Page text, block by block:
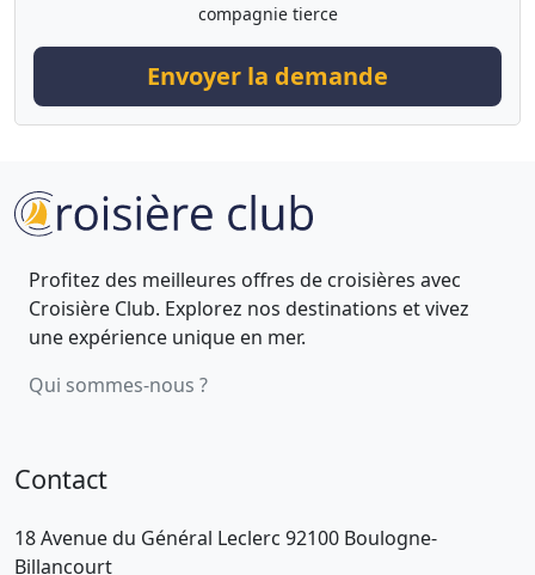
compagnie tierce
Envoyer la demande
Profitez des meilleures offres de croisières avec
Croisière Club. Explorez nos destinations et vivez
une expérience unique en mer.
Qui sommes-nous ?
Contact
18 Avenue du Général Leclerc 92100 Boulogne-
Billancourt